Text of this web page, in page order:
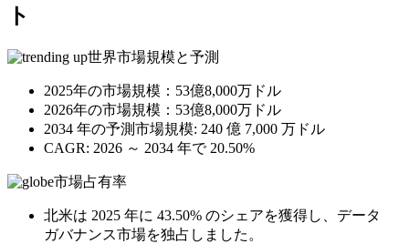
ト
世界市場規模と予測
2025年の市場規模：53億8,000万ドル
2026年の市場規模：53億8,000万ドル
2034 年の予測市場規模: 240 億 7,000 万ドル
CAGR: 2026 ～ 2034 年で 20.50%
市場占有率
北米は 2025 年に 43.50% のシェアを獲得し、データ
ガバナンス市場を独占しました。